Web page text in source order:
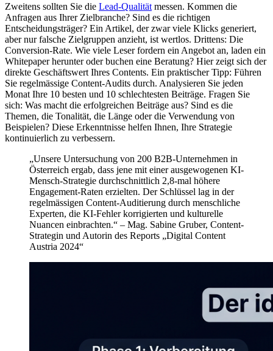
Zweitens sollten Sie die Lead-Qualität messen. Kommen die
Anfragen aus Ihrer Zielbranche? Sind es die richtigen
Entscheidungsträger? Ein Artikel, der zwar viele Klicks generiert,
aber nur falsche Zielgruppen anzieht, ist wertlos. Drittens: Die
Conversion-Rate. Wie viele Leser fordern ein Angebot an, laden ein
Whitepaper herunter oder buchen eine Beratung? Hier zeigt sich der
direkte Geschäftswert Ihres Contents. Ein praktischer Tipp: Führen
Sie regelmässige Content-Audits durch. Analysieren Sie jeden
Monat Ihre 10 besten und 10 schlechtesten Beiträge. Fragen Sie
sich: Was macht die erfolgreichen Beiträge aus? Sind es die
Themen, die Tonalität, die Länge oder die Verwendung von
Beispielen? Diese Erkenntnisse helfen Ihnen, Ihre Strategie
kontinuierlich zu verbessern.
„Unsere Untersuchung von 200 B2B-Unternehmen in
Österreich ergab, dass jene mit einer ausgewogenen KI-
Mensch-Strategie durchschnittlich 2,8-mal höhere
Engagement-Raten erzielten. Der Schlüssel lag in der
regelmässigen Content-Auditierung durch menschliche
Experten, die KI-Fehler korrigierten und kulturelle
Nuancen einbrachten.“ – Mag. Sabine Gruber, Content-
Strategin und Autorin des Reports „Digital Content
Austria 2024“